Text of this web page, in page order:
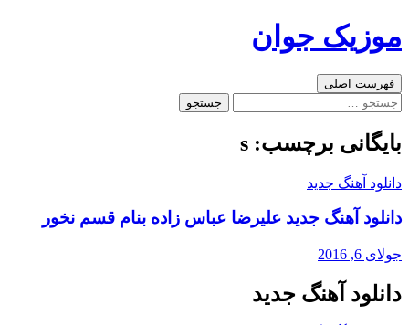
به
موزیک جوان
جست‌وجو
فهرست اصلی
جستجو
بایگانی برچسب: s
دانلود آهنگ جدید
دانلود آهنگ جدید علیرضا عباس زاده بنام قسم نخور
جولای 6, 2016
دانلود آهنگ جدید